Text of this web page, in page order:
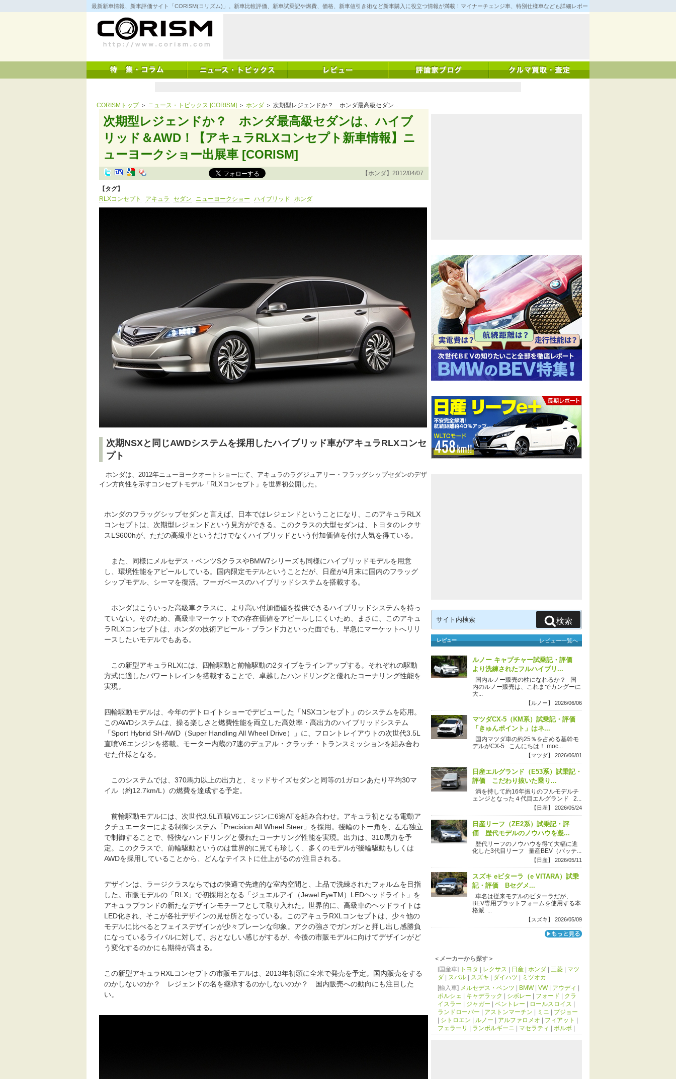
コ
ン
キ
ッ
最新新車情報、新車評価サイト「CORISM(コリズム)」。新車比較評価、新車試乗記や燃費、価格、新車値引き術など新車購入に役立つ情報が満載！マイナーチェンジ車、特別仕様車なども詳細レポート！
CORISMトップ＞ ニュース・トピックス [CORISM] ＞ ホンダ ＞ 次期型レジェンドか？ ホンダ最高級セダン...
次期型レジェンドか？ ホンダ最高級セダンは、ハイブ
リッド＆AWD！【アキュラRLXコンセプト新車情報】ニ
ューヨークショー出展車 [CORISM]
【ホンダ】2012/04/07
【タグ】
RLXコンセプト
アキュラ セダン ニューヨークショー ハイブリッド ホンダ
次期NSXと同じAWDシステムを採用したハイブリッド車がアキュラRLXコンセ
プト
ホンダは、2012年ニューヨークオートショーにて、アキュラのラグジュアリー・フラッグシップセダンのデザ
イン方向性を示すコンセプトモデル「RLXコンセプト」を世界初公開した。
ホンダのフラッグシップセダンと言えば、日本ではレジェンドということになり、このアキュラRLX
コンセプトは、次期型レジェンドという見方ができる。このクラスの大型セダンは、トヨタのレクサ
スLS600hが、ただの高級車というだけでなくハイブリッドという付加価値を付け人気を得ている。
また、同様にメルセデス・ベンツSクラスやBMW7シリーズも同様にハイブリッドモデルを用意
し、環境性能をアピールしている。国内限定モデルということだが、日産が4月末に国内のフラッグ
シップモデル、シーマを復活。フーガベースのハイブリッドシステムを搭載する。
ホンダはこういった高級車クラスに、より高い付加価値を提供できるハイブリッドシステムを持っ
ていない。そのため、高級車マーケットでの存在価値をアピールしにくいため、まさに、このアキュ
ラRLXコンセプトは、ホンダの技術アピール・ブランド力といった面でも、早急にマーケットへリリ
ースしたいモデルでもある。
この新型アキュラRLXには、四輪駆動と前輪駆動の2タイプをラインアップする。それぞれの駆動
方式に適したパワートレインを搭載することで、卓越したハンドリングと優れたコーナリング性能を
実現。
四輪駆動モデルは、今年のデトロイトショーでデビューした「NSXコンセプト」のシステムを応用。
このAWDシステムは、操る楽しさと燃費性能を両立した高効率・高出力のハイブリッドシステム
「Sport Hybrid SH-AWD（Super Handling All Wheel Drive）」に、フロントレイアウトの次世代3.5L
直噴V6エンジンを搭載。モーター内蔵の7速のデュアル・クラッチ・トランスミッションを組み合わ
せた仕様となる。
このシステムでは、370馬力以上の出力と、ミッドサイズセダンと同等の1ガロンあたり平均30マ
イル（約12.7km/L）の燃費を達成する予定。
前輪駆動モデルには、次世代3.5L直噴V6エンジンに6速ATを組み合わせ。アキュラ初となる電動ア
クチュエーターによる制御システム「Precision All Wheel Steer」を採用。後輪のトー角を、左右独立
で制御することで、軽快なハンドリングと優れたコーナリング性能を実現。出力は、310馬力を予
定。このクラスで、前輪駆動というのは世界的に見ても珍しく、多くのモデルが後輪駆動もしくは
AWDを採用していることから、どんなテイストに仕上がるのか注目される。
デザインは、ラージクラスならではの快適で先進的な室内空間と、上品で洗練されたフォルムを目指
した。市販モデルの「RLX」で初採用となる「ジュエルアイ（Jewel EyeTM）LEDヘッドライト」を
アキュラブランドの新たなデザインモチーフとして取り入れた。世界的に、高級車のヘッドライトは
LED化され、そこが各社デザインの見せ所となっている。このアキュラRXLコンセプトは、少々他の
モデルに比べるとフェイスデザインが少々プレーンな印象。アクの強さでガンガンと押し出し感勝負
になっているライバルに対して、おとなしい感じがするが、今後の市販モデルに向けてデザインがど
う変化するのかにも期待が高まる。
この新型アキュラRXLコンセプトの市販モデルは、2013年初頭に全米で発売を予定。国内販売をする
のかしないのか？ レジェンドの名を継承するのかしないのか？ 国内販売への動向にも注目した
い。
索:
検索
レビュー レビュー一覧へ
ルノー キャプチャー試乗記・評価
より洗練されたフルハイブリ...
国内ルノー販売の柱になれるか？ 国
内のルノー販売は、これまでカングーに
大...
【ルノー】 2026/06/06
マツダCX-5（KM系）試乗記・評価
「きゅんポイント」はネ...
国内マツダ車の約25％を占める基幹モ
デルがCX-5 こんにちは！ moc...
【マツダ】 2026/06/01
日産エルグランド（E53系）試乗記・
評価 こだわり抜いた乗り...
満を持して約16年振りのフルモデルチ
ェンジとなった４代目エルグランド 2...
【日産】 2026/05/24
日産リーフ（ZE2系）試乗記・評
価 歴代モデルのノウハウを凝...
歴代リーフのノウハウを得て大幅に進
化した3代目リーフ 量産BEV（バッテ...
【日産】 2026/05/11
スズキ eビターラ（e VITARA）試乗
記・評価 Bセグメ...
車名は従来モデルのビターラだが、
BEV専用プラットフォームを使用する本
格派 ...
【スズキ】 2026/05/09
＜メーカーから探す＞
[国産車] トヨタ レクサス 日産 ホンダ 三菱
マツ
ダ
スバル スズキ ダイハツ
ミツオカ
[輸入車] メルセデス・ベンツ BMW| VW| アウディ
ポルシェ
キャデラック シボレー フォード
クラ
イスラー
ジャガー ベントレー ロールスロイス
ランドローバー
アストンマーチン ミニ
プジョー
シトロエン ルノー アルファロメオ フィアット
フェラーリ
ランボルギーニ マセラティ ボルボ